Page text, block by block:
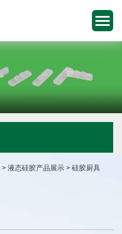
> 液态硅胶产品展示 > 硅胶厨具